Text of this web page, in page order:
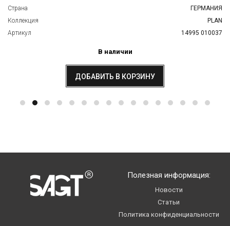
Страна
ГЕРМАНИЯ
Коллекция
PLAN
Артикул
14995 010037
В наличии
ДОБАВИТЬ В КОРЗИНУ
Полезная информация:
Новости
Статьи
Политика конфиденциальности